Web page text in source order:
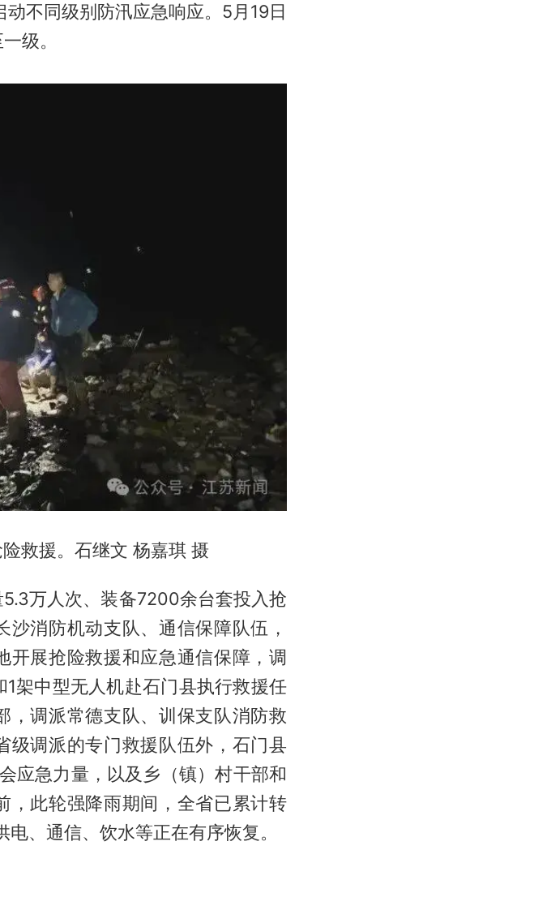
不同级别防汛应急响应。5月19日
级。
救援。石继文 杨嘉琪 摄
万人次、装备7200余台套投入抢
消防机动支队、通信保障队伍，
开展抢险救援和应急通信保障，调
架中型无人机赴石门县执行救援任
，调派常德支队、训保支队消防救
级调派的专门救援队伍外，石门县
应急力量，以及乡（镇）村干部和
，此轮强降雨期间，全省已累计转
、通信、饮水等正在有序恢复。